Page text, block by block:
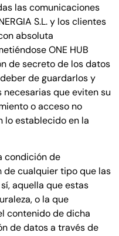
las comunicaciones
S.L. y los clientes
absoluta
ONE HUB
de secreto de los datos
de guardarlos y
que eviten su
o acceso no
lo establecido en la
condición de
cualquier tipo que las
aquella que estas
o la que
contenido de dicha
de datos a través de